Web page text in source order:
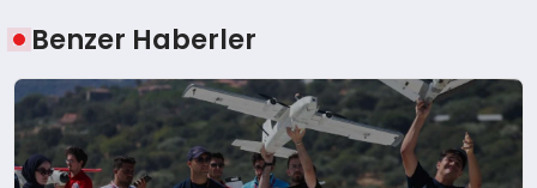
Benzer Haberler